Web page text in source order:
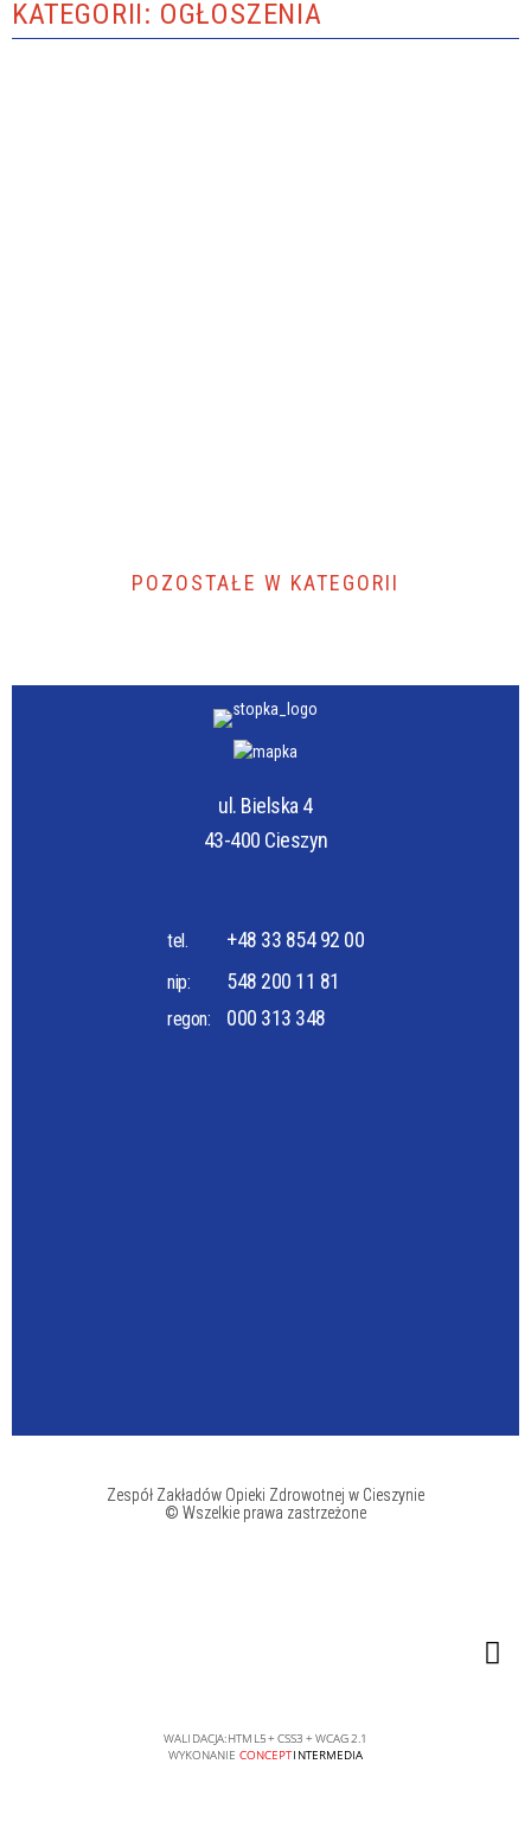
KATEGORII: OGŁOSZENIA
POZOSTAŁE W KATEGORII
ul. Bielska 4
43-400 Cieszyn
tel. +48 33 854 92 00
nip: 548 200 11 81
regon: 000 313 348
Zespół Zakładów Opieki Zdrowotnej w Cieszynie
© Wszelkie prawa zastrzeżone
WALIDACJA:HTML5+CSS3 +WCAG 2.1
WYKONANIE CONCEPTINTERMEDIA